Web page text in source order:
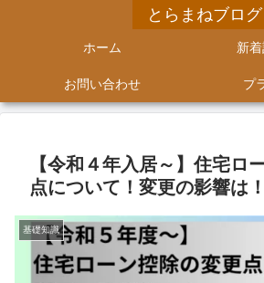
とらまねブログ
ホーム 新
お問い合わせ プ
【令和４年入居～】住宅ロ
点について！変更の影響は
基礎知識